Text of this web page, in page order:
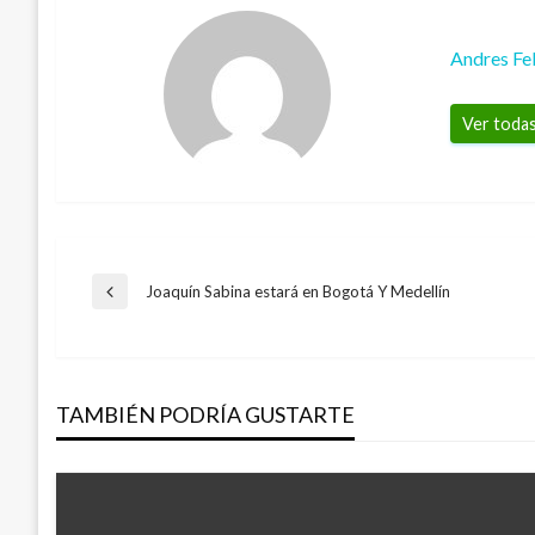
Andres
Ver
Navegación
entradas
Entrada
Joaquín Sabina estará en Bogotá Y Medellín
TAMBIÉN PODRÍA GUSTARTE